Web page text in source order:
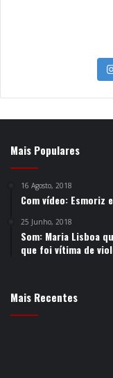
Mais Populares
16 Agosto, 2018
Com vídeo: Esmoriz
25 Junho, 2018
Som: Maria Lisboa
que foi vítima de
Mais Recentes